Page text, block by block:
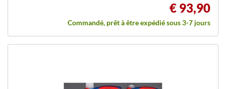
€ 93,90
Commandé, prêt à être expédié sous 3-7 jours